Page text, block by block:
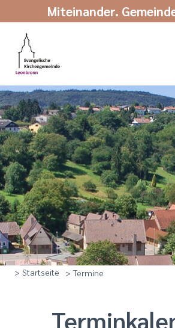
Miteinander.
> Startseite > Termine